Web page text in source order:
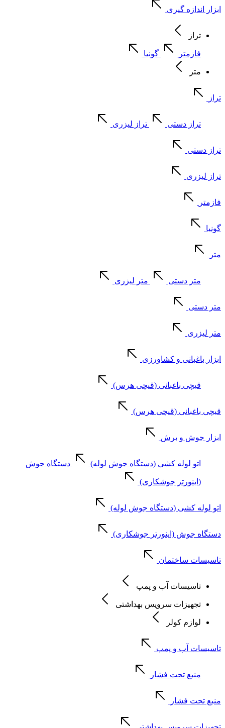
ابزار اندازه گیری
تراز
فازمتر گونیا
متر
تراز
تراز دستی تراز لیزری
تراز دستی
تراز لیزری
فازمتر
گونیا
متر
متر دستی متر لیزری
متر دستی
متر لیزری
ابزار باغبانی و کشاورزی
قیچی باغبانی (قیچی هرس)
قیچی باغبانی (قیچی هرس)
ابزار جوش و برش
اتو لوله کشی (دستگاه جوش لوله) دستگاه جوش
(اینورتر جوشکاری)
اتو لوله کشی (دستگاه جوش لوله)
دستگاه جوش (اینورتر جوشکاری)
تاسیسات ساختمان
تاسیسات آب و پمپ
تجهیزات سرویس بهداشتی
لوازم کولر
تاسیسات آب و پمپ
منبع تحت فشار
منبع تحت فشار